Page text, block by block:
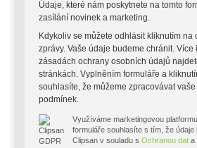
Údaje, které nám poskytnete na tomto
zasílání novinek a marketing.
Kdykoliv se můžete odhlásit kliknutím na
zprávy. Vaše údaje budeme chránit. Více
zásadách ochrany osobních údajů
stránkách. Vyplněním formuláře a
souhlasíte, že můžeme zpracovávat
podmínek.
Využíváme marketingovou
formuláře souhlasíte s tím, že
Clipsan v souladu s Ochranou dat a